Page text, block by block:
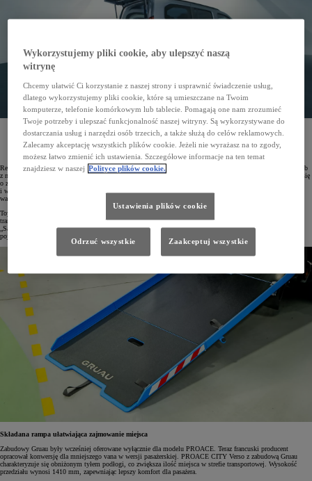
Toyota poszerzyła ofertę pojazdów dostosowanych do wygodnego i bezpiecznego przewozu osób
z niepełnosprawnościami. PROACE CITY Verso został wzbogacony o fabryczne pakiety Gruau,
a dzięki wsparciu finansowemu z Państwowego Funduszu Rehabilitacji Osób Niepełnosprawnych
(PFRON) cena samochodu zaczyna się już od 41 899 zł.
Realizując koncepcję „Mobilność dla wszystkich”, Toyota wprowadza pojazdy dostosowane do przewozu osób
z niepełnosprawnościami. Asortyment możliwych konwersji dla modelu PROACE CITY Verso powiększył się
o zabudowy wykonane przez znaną firmę Gruau z Francji. Udogodnienia poprawiające komfort wsiadania
i wysiadania oraz gwarantujące komfortowe i bezpieczne podróżowanie zaprojektowano dla 7-osobowego
wariantu nadwozia Long z tylną klapą w wersjach Business i Family.
Toyoty PROACE CITY Verso z zabudową Gruau wyprodukowano zgodnie z wymogami dotyczącymi
transportu osób z niepełnosprawnością i kwalifikują się do przyznania dotacji w programie PFRON
„Samodzielność – Aktywność – Mobilność!”. Przy najwyższym dofinansowaniu wynoszącym 85% ceny
pojazdu, PROACE CITY Verso z zabudową Gruau można nabyć już od 41 899 złotych.
Składana rampa ułatwiająca zajmowanie miejsca
Zabudowy Gruau były wcześniej oferowane wyłącznie dla modelu PROACE. Teraz francuski producent
opracował konwersję dla mniejszego vana w wersji pasażerskiej. PROACE CITY Verso z zabudową Gruau
charakteryzuje się obniżonym tyłem podłogi, co zwiększa ilość miejsca w strefie transportowej. Wysokość
przedziału wynosi 1410 mm, zapewniając lepszy komfort dla pasażera.
Wykorzystujemy pliki cookie, aby ulepszyć naszą
witrynę
Chcemy ułatwić Ci korzystanie z naszej strony i usprawnić świadczenie usług,
dlatego wykorzystujemy pliki cookie, które są umieszczane na Twoim
komputerze, telefonie komórkowym lub tablecie. Pomagają one nam zrozumieć
Twoje potrzeby i ulepszać funkcjonalność naszej witryny. Są wykorzystywane do
dostarczania usług i narzędzi osób trzecich, a także służą do celów reklamowych.
Zalecamy akceptację wszystkich plików cookie. Jeżeli nie wyrażasz na to zgody,
możesz łatwo zmienić ich ustawienia. Szczegółowe informacje na ten temat
znajdziesz w naszej Polityce plików cookie.
Ustawienia plików cookie
Odrzuć wszystkie Zaakceptuj wszystkie